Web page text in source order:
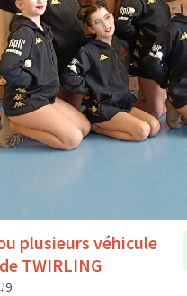
plusieurs véhicule
TWIRLING
9